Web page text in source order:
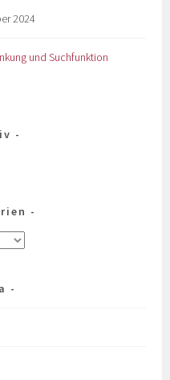
2024
und Suchfunktion